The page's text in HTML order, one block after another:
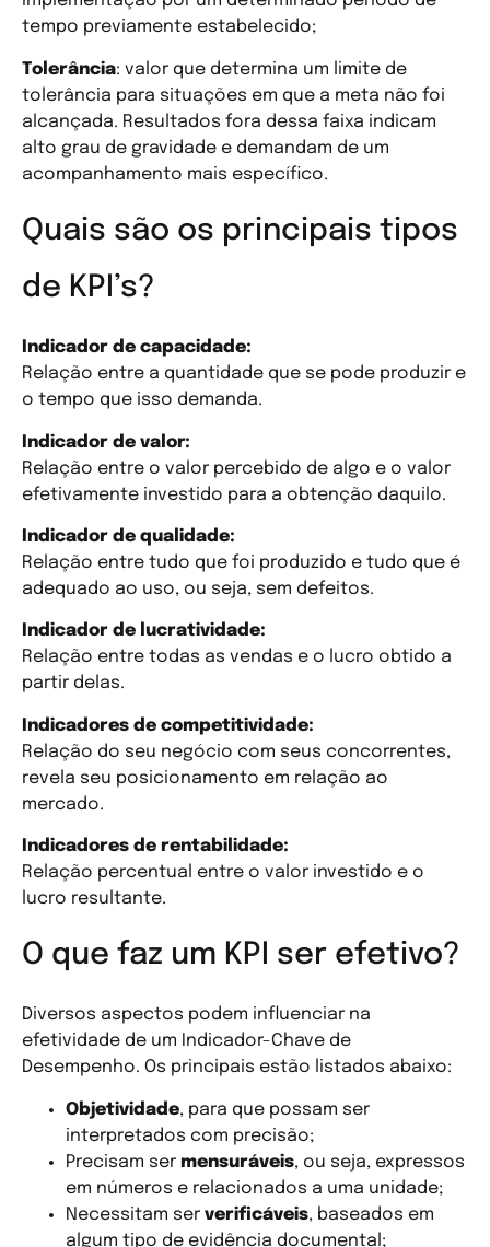
tempo previamente estabelecido;
Tolerância: valor que determina um limite de
tolerância para situações em que a meta não foi
alcançada. Resultados fora dessa faixa indicam
alto grau de gravidade e demandam de um
acompanhamento mais específico.
Quais são os principais tipos
de KPI’s?
Indicador de capacidade:
Relação entre a quantidade que se pode produzir e
o tempo que isso demanda.
Indicador de valor:
Relação entre o valor percebido de algo e o valor
efetivamente investido para a obtenção daquilo.
Indicador de qualidade:
Relação entre tudo que foi produzido e tudo que é
adequado ao uso, ou seja, sem defeitos.
Indicador de lucratividade:
Relação entre todas as vendas e o lucro obtido a
partir delas.
Indicadores de competitividade:
Relação do seu negócio com seus concorrentes,
revela seu posicionamento em relação ao
mercado.
Indicadores de rentabilidade:
Relação percentual entre o valor investido e o
lucro resultante.
O que faz um KPI ser efetivo?
Diversos aspectos podem influenciar na
efetividade de um Indicador-Chave de
Desempenho. Os principais estão listados abaixo:
Objetividade, para que possam ser
interpretados com precisão;
Precisam ser mensuráveis, ou seja, expressos
em números e relacionados a uma unidade;
Necessitam ser verificáveis, baseados em
algum tipo de evidência documental;